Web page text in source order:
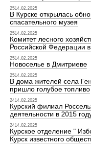
2514.02.2025
В Курске открылась
спасательного музея
2514.02.2025
Комитет лесного
Российской Федерации
2514.02.2025
Новоселье в Дмитриеве
2514.02.2025
В дома жителей села
пришло голубое топливо
2414.02.2025
Курский филиал
деятельности в 2015
2414.02.2025
Курское отделение "
Курск известного